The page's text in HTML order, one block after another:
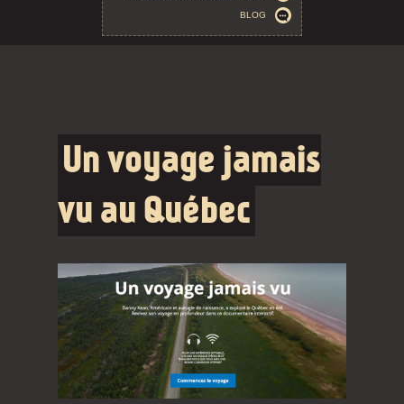
BLOG
Un voyage jamais
vu au Québec